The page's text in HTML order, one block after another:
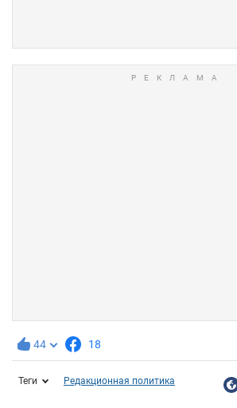
44 18
Теги Редакционная политика